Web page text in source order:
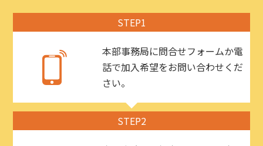
STEP1
本部事務局に問合せフォームか電
話で加入希望をお問い合わせくだ
さい。
STEP2